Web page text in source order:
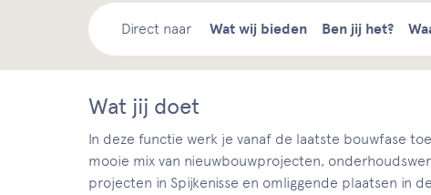
Direct naar Wat wij bieden Ben jij het?
Wat jij doet
In deze functie werk je vanaf de laatste bouwfase
mooie mix van nieuwbouwprojecten,
projecten in Spijkenisse en omliggende plaatsen in